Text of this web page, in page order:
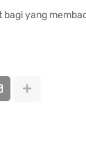
bagi yang